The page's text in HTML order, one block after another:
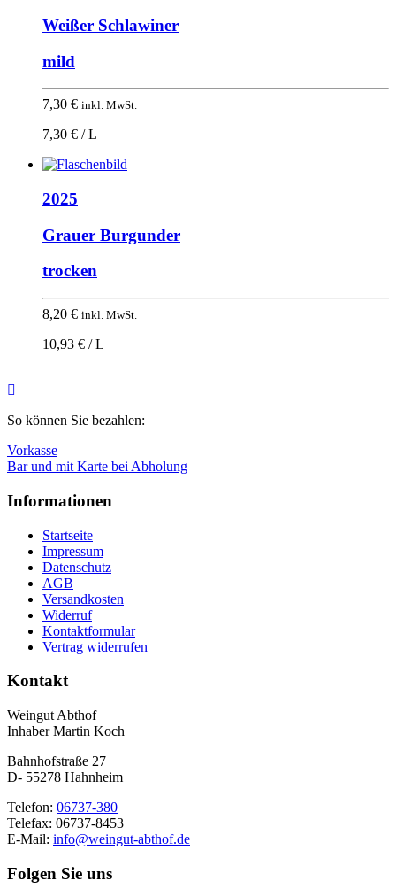
Weißer Schlawiner
mild
7,30 € inkl. MwSt.
7,30 € / L
2025
Grauer Burgunder
trocken
8,20 € inkl. MwSt.
10,93 € / L
So können Sie bezahlen:
Vorkasse
Bar und mit Karte bei Abholung
Informationen
Startseite
Impressum
Datenschutz
AGB
Versandkosten
Widerruf
Kontaktformular
Vertrag widerrufen
Kontakt
Weingut Abthof
Inhaber Martin Koch
Bahnhofstraße 27
D- 55278 Hahnheim
Telefon: 06737-380
Telefax: 06737-8453
E-Mail: info@weingut-abthof.de
Folgen Sie uns